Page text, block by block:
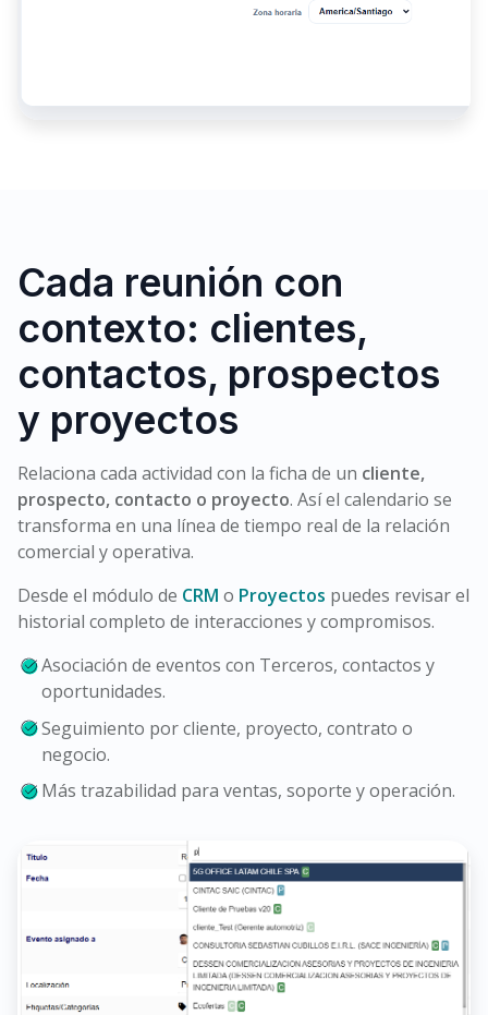
Cada reunión con
contexto: clientes,
contactos, prospectos
y proyectos
Relaciona cada actividad con la ficha de un cliente,
prospecto, contacto o proyecto. Así el calendario se
transforma en una línea de tiempo real de la relación
comercial y operativa.
Desde el módulo de CRM o Proyectos puedes revisar el
historial completo de interacciones y compromisos.
Asociación de eventos con Terceros, contactos y
oportunidades.
Seguimiento por cliente, proyecto, contrato o
negocio.
Más trazabilidad para ventas, soporte y operación.